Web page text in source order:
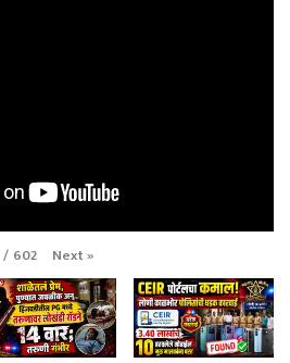
/ 602 Next»